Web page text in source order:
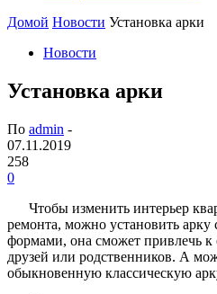
Домой Новости Установка арки
Новости
Установка арки
По admin -
07.11.2019
258
0
Чтобы изменить интерьер
ремонта, можно установить арку
формами, она сможет привлечь к
друзей или родственников. А
обыкновенную классическую